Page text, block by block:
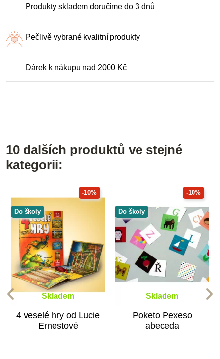
Produkty skladem doručíme do 3 dnů
Pečlivě vybrané kvalitní produkty
Dárek k nákupu nad 2000 Kč
10 dalších produktů ve stejné
kategorii:
-10%
Do školy
Skladem
4 veselé hry od Lucie
Ernestové
-10%
Do školy
Skladem
Poketo Pexeso
abeceda